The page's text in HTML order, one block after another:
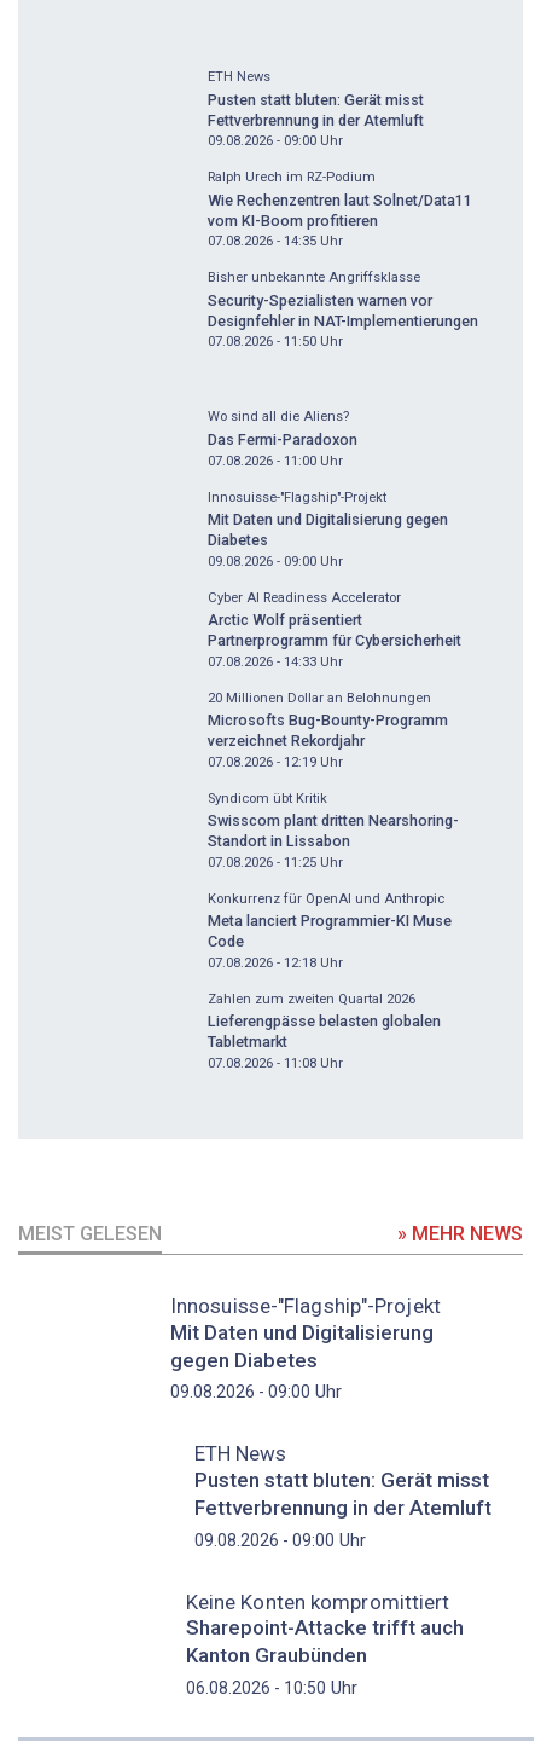
ETH News
Pusten statt bluten: Gerät misst
Fettverbrennung in der Atemluft
09.08.2026 - 09:00 Uhr
Ralph Urech im RZ-Podium
Wie Rechenzentren laut Solnet/Data11
vom KI-Boom profitieren
07.08.2026 - 14:35 Uhr
Bisher unbekannte Angriffsklasse
Security-Spezialisten warnen vor
Designfehler in NAT-Implementierungen
07.08.2026 - 11:50 Uhr
Wo sind all die Aliens?
Das Fermi-Paradoxon
07.08.2026 - 11:00 Uhr
Innosuisse-"Flagship"-Projekt
Mit Daten und Digitalisierung gegen
Diabetes
09.08.2026 - 09:00 Uhr
Cyber AI Readiness Accelerator
Arctic Wolf präsentiert
Partnerprogramm für Cybersicherheit
07.08.2026 - 14:33 Uhr
20 Millionen Dollar an Belohnungen
Microsofts Bug-Bounty-Programm
verzeichnet Rekordjahr
07.08.2026 - 12:19 Uhr
Syndicom übt Kritik
Swisscom plant dritten Nearshoring-
Standort in Lissabon
07.08.2026 - 11:25 Uhr
Konkurrenz für OpenAI und Anthropic
Meta lanciert Programmier-KI Muse
Code
07.08.2026 - 12:18 Uhr
Zahlen zum zweiten Quartal 2026
Lieferengpässe belasten globalen
Tabletmarkt
07.08.2026 - 11:08 Uhr
MEIST GELESEN » MEHR NEWS
Innosuisse-"Flagship"-Projekt
Mit Daten und Digitalisierung
gegen Diabetes
09.08.2026 - 09:00 Uhr
ETH News
Pusten statt bluten: Gerät misst
Fettverbrennung in der Atemluft
09.08.2026 - 09:00 Uhr
Keine Konten kompromittiert
Sharepoint-Attacke trifft auch
Kanton Graubünden
06.08.2026 - 10:50 Uhr